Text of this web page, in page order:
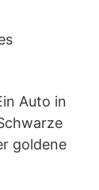
Auto in
goldene